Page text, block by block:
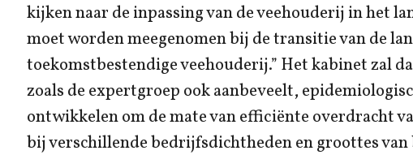
kijken naar de inpassing van de veehouderij in het
moet worden meegenomen bij de transitie van de
toekomstbestendige veehouderij.” Het kabinet zal
zoals de expertgroep ook aanbeveelt,
ontwikkelen om de mate van efficiënte overdracht
bij verschillende bedrijfsdichtheden en groottes